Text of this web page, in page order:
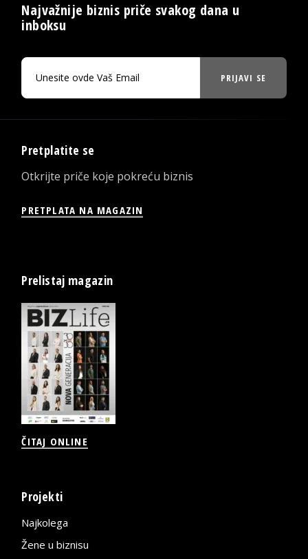
Najvažnije biznis priče svakog dana u
inboksu
PRIJAVI SE
Pretplatite se
Otkrijte priče koje pokreću biznis
PRETPLATA NA MAGAZIN
Prelistaj magazin
ČITAJ ONLINE
Projekti
Najkolega
Žene u biznisu